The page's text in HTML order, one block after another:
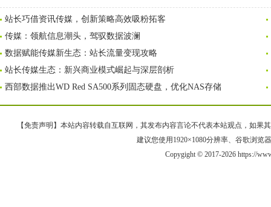
站长巧借资讯传媒，创新策略高效吸粉拓客
传媒：领航信息潮头，驾驭数据波澜
数据赋能传媒新生态：站长流量变现攻略
站长传媒生态：新兴商业模式崛起与深层剖析
西部数据推出WD Red SA500系列固态硬盘，优化NAS存储
【免责声明】本站内容转载自互联网，其发布内容言论不代表本站观点，如果
建议您使用1920×1080分辨率、谷歌浏览
Copygight © 2017-2026 https://